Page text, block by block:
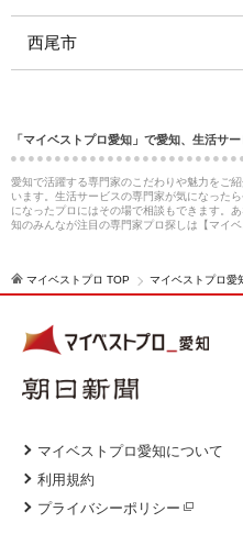
西尾市
「マイベストプロ愛知」で愛知、生活サ
愛知で活躍する専門家のこだわりや魅力をご
います。生活サービスの専門家が気になった
になったプロにはその場で相談もできます。
知のみんなが注目の専門家プロ探しは【マイベ
マイベストプロ TOP マイベストプロ愛
マイベストプロ愛知について
利用規約
プライバシーポリシー